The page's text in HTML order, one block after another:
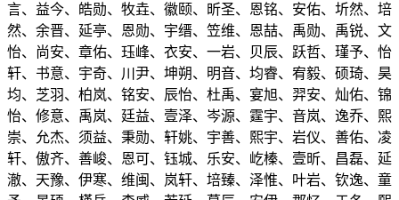
言、益今、皓勋、牧垚、徽颐、昕圣、恩铭、安佑、圻然、培
然、余晋、延亭、恩勋、宇缙、笠维、恩喆、禹勋、禹锐、文
怡、尚安、章佑、珏峰、衣安、一岩、贝辰、跃哲、瑾予、怡
轩、书意、宇奇、川尹、坤朔、明音、均睿、宥毅、硕琦、昊
均、芝羽、柏岚、铭安、辰怡、杜禹、宴旭、羿安、灿佑、锦
怡、修意、禹岚、廷益、壹泽、岑源、霆宇、音岚、逸乔、熙
崇、允杰、须益、秉勋、轩姚、宇善、熙宇、岩仪、善佑、凌
轩、傲齐、善峻、恩可、钰城、乐安、屹榛、壹昕、昌磊、延
澈、天豫、伊寒、维闽、岚轩、培臻、泽惟、叶岩、钦逸、童